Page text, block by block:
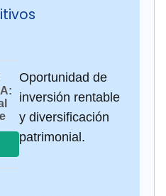
Oportunidad de
inversión rentable
y diversificación
patrimonial.